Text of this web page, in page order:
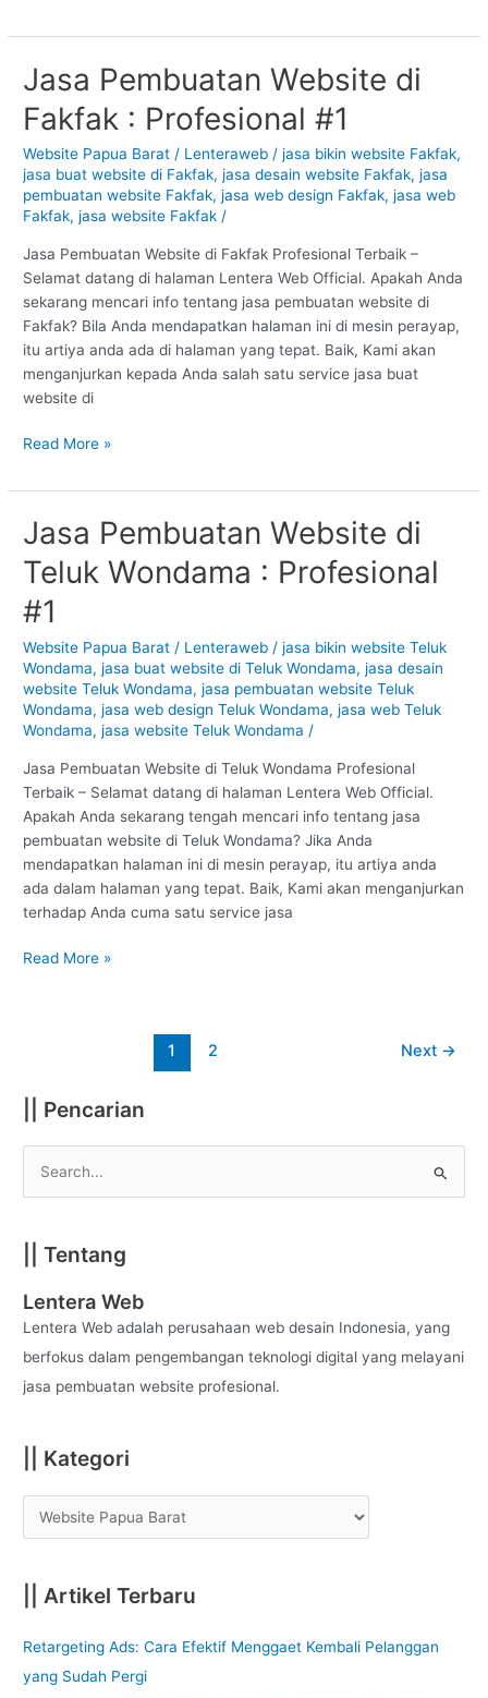
Jasa Pembuatan Website di
Fakfak : Profesional #1
Website Papua Barat / Lenteraweb/jasa bikin website Fakfak,
jasa buat website di Fakfak,jasa desain website Fakfak,jasa
pembuatan website Fakfak,jasa web design Fakfak,jasa web
Fakfak,jasa website Fakfak /
Jasa Pembuatan Website di Fakfak Profesional Terbaik –
Selamat datang di halaman Lentera Web Official. Apakah Anda
sekarang mencari info tentang jasa pembuatan website di
Fakfak? Bila Anda mendapatkan halaman ini di mesin perayap,
itu artiya anda ada di halaman yang tepat. Baik, Kami akan
menganjurkan kepada Anda salah satu service jasa buat
website di
Jasa
Pembuatan
Website
Fakfak
:
Profesional
Read More »
Jasa Pembuatan Website di
Teluk Wondama : Profesional
#1
Website Papua Barat / Lenteraweb /jasa bikin website Teluk
Wondama,jasa buat website di Teluk Wondama,jasa desain
website Teluk Wondama,jasa pembuatan website Teluk
Wondama,jasa web design Teluk Wondama,jasa web Teluk
Wondama,jasa website Teluk Wondama /
Jasa Pembuatan Website di Teluk Wondama Profesional
Terbaik – Selamat datang di halaman Lentera Web Official.
Apakah Anda sekarang tengah mencari info tentang jasa
pembuatan website di Teluk Wondama? Jika Anda
mendapatkan halaman ini di mesin perayap, itu artiya anda
ada dalam halaman yang tepat. Baik, Kami akan menganjurkan
terhadap Anda cuma satu service jasa
Jasa
Pembuatan
Website
di
Teluk
Wondama
:
Profesional
#1
Read More »
1 2 Next →
|| Pencarian
r
c
h
f
o
|| Tentang
Lentera Web
Lentera Web adalah perusahaan web desain Indonesia, yang
berfokus dalam pengembangan teknologi digital yang melayani
jasa pembuatan website profesional.
|| Kategori
|| Artikel Terbaru
Retargeting Ads: Cara Efektif Menggaet Kembali Pelanggan
yang Sudah Pergi